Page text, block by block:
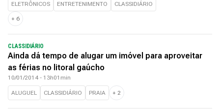
ELETRÔNICOS ENTRETENIMENTO CLASSIDIÁRIO
+ 6
CLASSIDIÁRIO
Ainda dá tempo de alugar um imóvel para aproveitar
as férias no litoral gaúcho
10/01/2014 - 13h01min
ALUGUEL CLASSIDIÁRIO PRAIA + 2